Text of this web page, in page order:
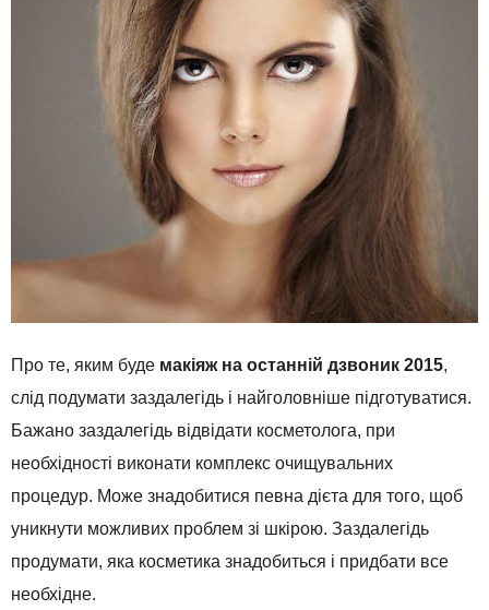
Про те, яким буде макіяж на останній дзвоник 2015,
слід подумати заздалегідь і найголовніше підготуватися.
Бажано заздалегідь відвідати косметолога, при
необхідності виконати комплекс очищувальних
процедур. Може знадобитися певна дієта для того, щоб
уникнути можливих проблем зі шкірою. Заздалегідь
продумати, яка косметика знадобиться і придбати все
необхідне.